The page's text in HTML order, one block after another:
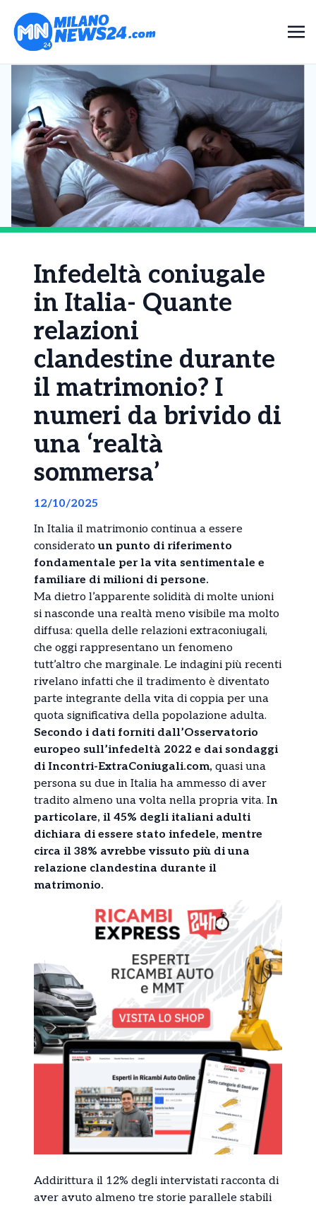
Infedeltà coniugale
in Italia- Quante
relazioni
clandestine durante
il matrimonio? I
numeri da brivido di
una ‘realtà
sommersa’
12/10/2025
In Italia il matrimonio continua a essere
consideratoun punto di riferimento
fondamentale per la vita sentimentale e
familiare di milioni di persone.
Ma dietro l’apparente solidità di molte unioni
si nasconde una realtà meno visibile ma molto
diffusa: quella delle relazioni extraconiugali,
che oggi rappresentano un fenomeno
tutt’altro che marginale. Le indagini più recenti
rivelano infatti che il tradimento è diventato
parte integrante della vita di coppia per una
quota significativa della popolazione adulta.
Secondo i dati forniti dall’Osservatorio
europeo sull’infedeltà 2022 e dai sondaggi
di Incontri-ExtraConiugali.com, quasi una
persona su due in Italia ha ammesso di aver
tradito almeno una volta nella propria vita. In
particolare, il 45% degli italiani adulti
dichiara di essere stato infedele, mentre
circa il 38% avrebbe vissuto più di una
relazione clandestina durante il
matrimonio.
Addirittura il 12% degli intervistati racconta di
aver avuto almeno tre storie parallele stabili